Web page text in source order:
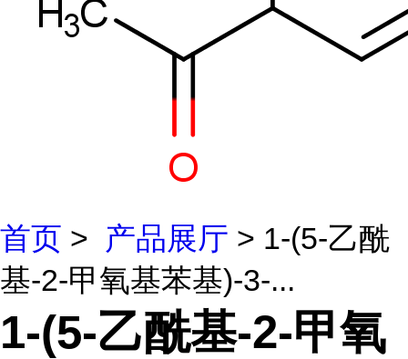
首页 > 产品展厅 > 1-(5-乙酰
基-2-甲氧基苯基)-3-...
1-(5-乙酰基-2-甲氧